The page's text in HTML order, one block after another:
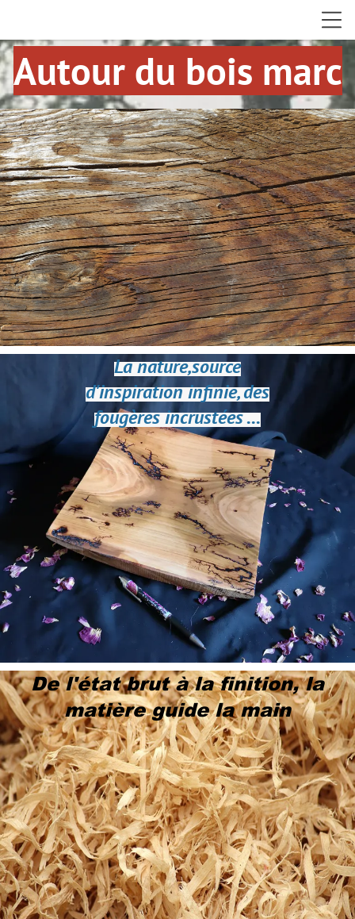
Autour du bois marc
La nature,source
d'inspirationinfinie,des
fougères incrustées ...
De l'état brut à la finition, la
matière guide la main